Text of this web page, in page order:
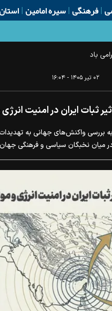
فرهنگی سیره امامین
۰۲ تير ۱۴۰۵ - ۱۶:۰۴
ثبات ایران در امنیت
بررسی واکنش‌های جهانی به
در میان نخبگان سیاسی و فرهنگی